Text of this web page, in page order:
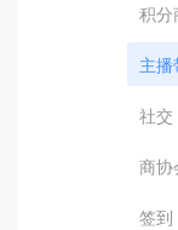
积分
主
社交
商协
签到